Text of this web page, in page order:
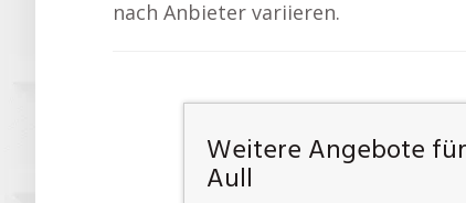
nach Anbieter variieren.
Weitere Angebote für
Aull